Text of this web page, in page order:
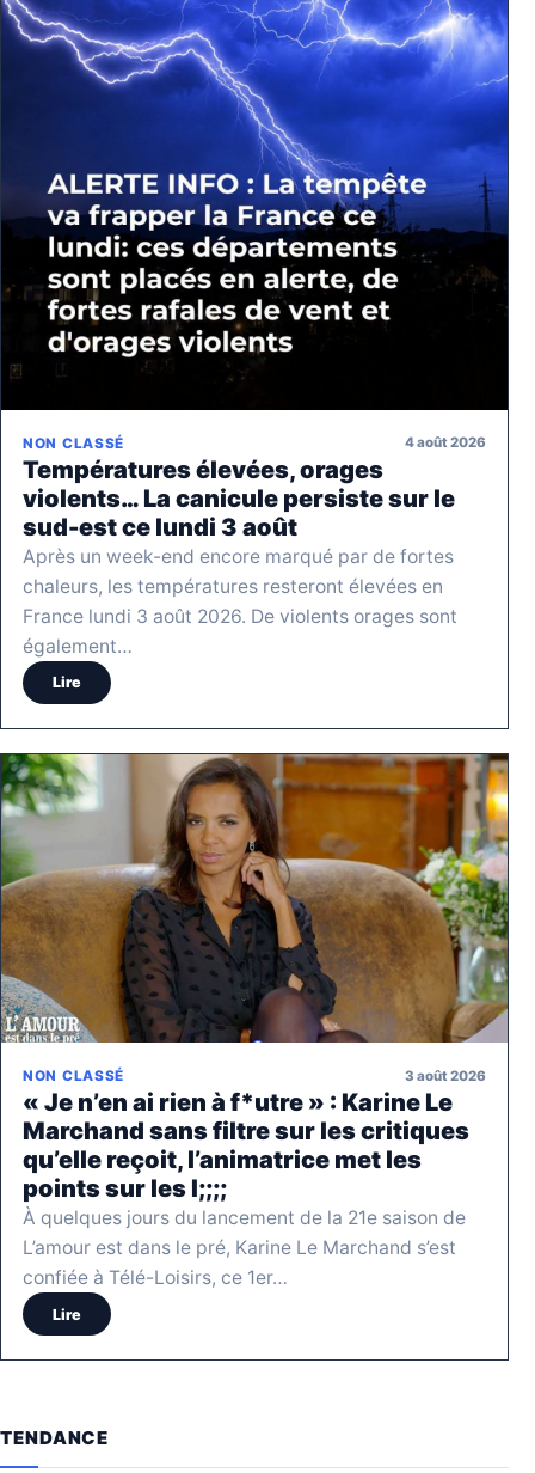
NON CLASSÉ 4 août 2026
Températures élevées, orages
violents… La canicule persiste sur le
sud-est ce lundi 3 août
Après un week-end encore marqué par de fortes
chaleurs, les températures resteront élevées en
France lundi 3 août 2026. De violents orages sont
également…
Lire
NON CLASSÉ 3 août 2026
« Je n’en ai rien à f*utre » : Karine Le
Marchand sans filtre sur les critiques
qu’elle reçoit, l’animatrice met les
points sur les I;;;;
À quelques jours du lancement de la 21e saison de
L’amour est dans le pré, Karine Le Marchand s’est
confiée à Télé-Loisirs, ce 1er…
Lire
TENDANCE